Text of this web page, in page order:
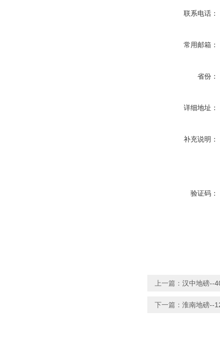
联系电话：
常用邮箱：
省份：
详细地址：
补充说明：
验证码：
上一篇： 汉中地磅--
下一篇： 淮南地磅--